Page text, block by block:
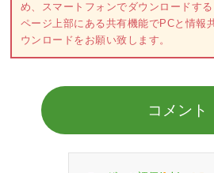
め、スマートフォンでダウンロードする
ページ上部にある共有機能でPCと情報
ウンロードをお願い致します。
コメント